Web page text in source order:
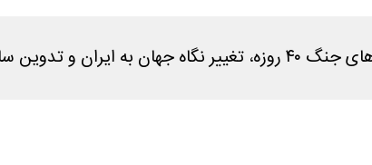
تنگه هرمز خبر داد.